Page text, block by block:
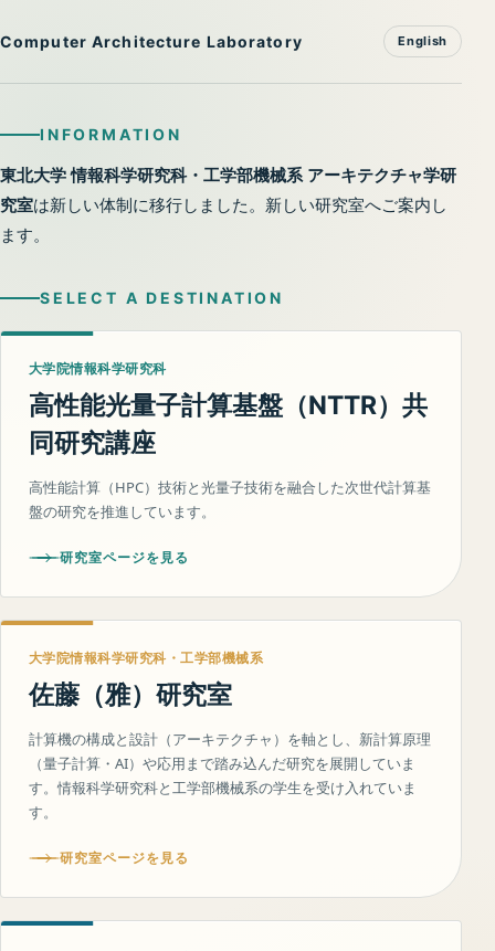
Computer Architecture Laboratory English
INFORMATION
東北大学 情報科学研究科・工学部機械系 アーキテクチャ学研
究室は新しい体制に移行しました。新しい研究室へご案内し
ます。
SELECT A DESTINATION
大学院情報科学研究科
高性能光量子計算基盤（NTTR）共
同研究講座
高性能計算（HPC）技術と光量子技術を融合した次世代計算基
盤の研究を推進しています。
研究室ページを見る
大学院情報科学研究科・工学部機械系
佐藤（雅）研究室
計算機の構成と設計（アーキテクチャ）を軸とし、新計算原理
（量子計算・AI）や応用まで踏み込んだ研究を展開していま
す。情報科学研究科と工学部機械系の学生を受け入れていま
す。
研究室ページを見る